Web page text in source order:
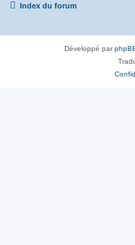
Index du forum
Développé par